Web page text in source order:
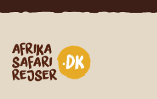
Safari-rejser i Afrika